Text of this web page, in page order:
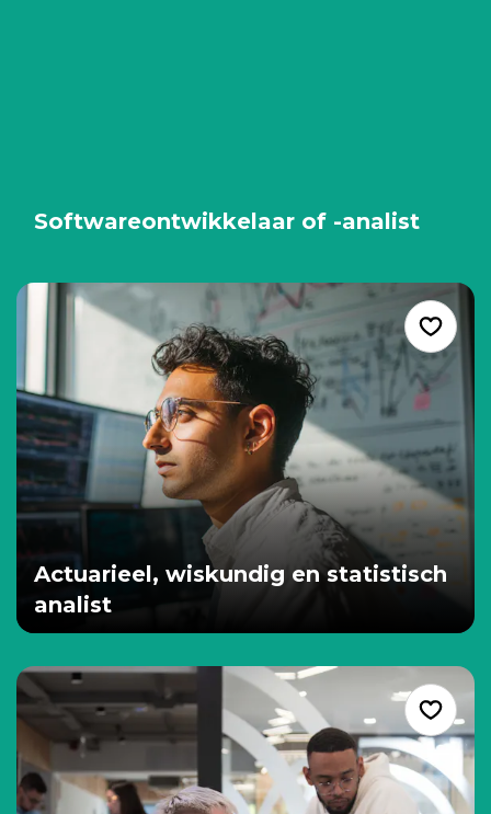
Softwareontwikkelaar of -analist
Actuarieel, wiskundig en statistisch
analist